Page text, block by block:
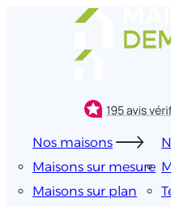
Nos maisons
Maisons sur mesure
Maisons sur plan